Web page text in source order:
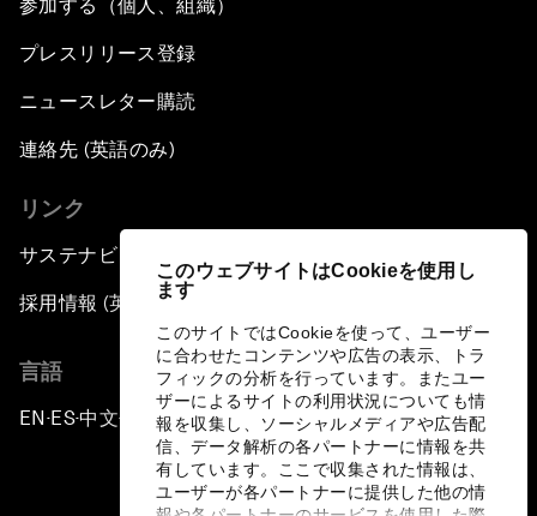
このウェブサイトはCookieを使用し
ます
このサイトではCookieを使って、ユーザー
に合わせたコンテンツや広告の表示、トラ
フィックの分析を行っています。またユー
ザーによるサイトの利用状況についても情
報を収集し、ソーシャルメディアや広告配
信、データ解析の各パートナーに情報を共
有しています。ここで収集された情報は、
ユーザーが各パートナーに提供した他の情
参加する（個人、組織）
プレスリリース登録
ニュースレター購読
連絡先 (英語のみ)
リンク
サステナビリティへの取り組み
採用情報 (英語のみ)
言語
EN ▪ES▪中文▪ 日本語